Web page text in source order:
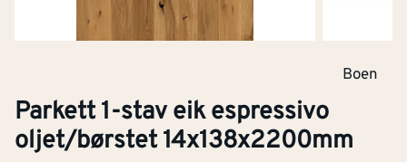
Boen
Parkett 1-stav eik espressivo
oljet/børstet 14x138x2200mm